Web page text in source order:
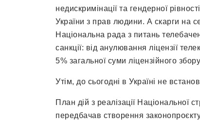
недискримінації та гендерної
України з прав людини. А скарги на
Національна рада з питань
санкції: від анулювання ліцензії
5% загальної суми ліцензійного
Утім, до сьогодні в Україні не
План дій з реалізації Національної
передбачав створення